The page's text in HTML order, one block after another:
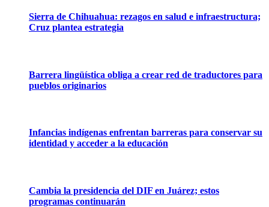
Sierra de Chihuahua: rezagos en salud e infraestructura;
Cruz plantea estrategia
Barrera lingüística obliga a crear red de traductores para
pueblos originarios
Infancias indígenas enfrentan barreras para conservar su
identidad y acceder a la educación
Cambia la presidencia del DIF en Juárez; estos
programas continuarán